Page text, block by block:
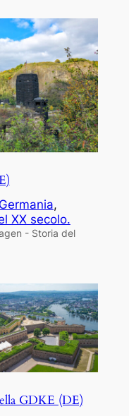
Germania
XX secolo.
- Storia del
GDKE (DE)